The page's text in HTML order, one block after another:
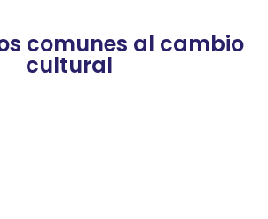
comunes al cambio
cultural